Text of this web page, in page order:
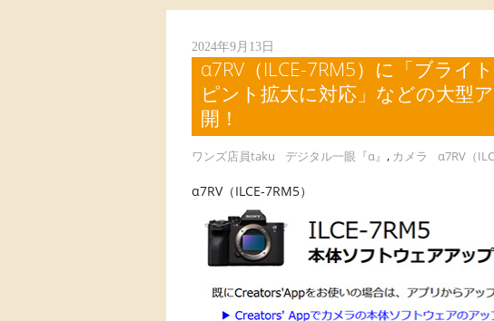
2024年9月13日
α7RV（ILCE-7RM5）に「ブライ
ピント拡大に対応」などの大型
開！
ワンズ店員taku デジタル一眼『α』 , カメラ α7RV（
α7RV（ILCE-7RM5）